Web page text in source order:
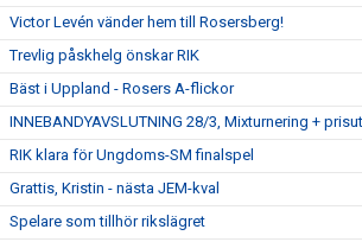
Victor Levén vänder hem till Rosersberg!
Trevlig påskhelg önskar RIK
Bäst i Uppland - Rosers A-flickor
INNEBANDYAVSLUTNING 28/3, Mixturnering +
RIK klara för Ungdoms-SM finalspel
Grattis, Kristin - nästa JEM-kval
Spelare som tillhör rikslägret